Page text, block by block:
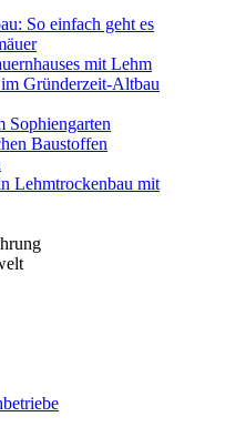
So einfach geht es
mit Lehm
Gründerzeit-Altbau
Sophiengarten
Baustoffen
Lehmtrockenbau mit